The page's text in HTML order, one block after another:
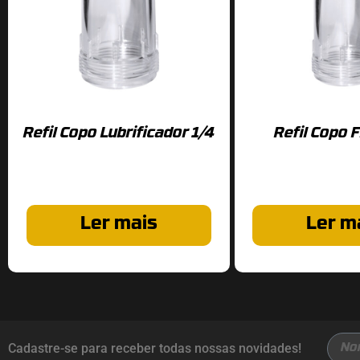
Refil Copo Lubrificador 1/4
Ler mais
Refil Copo
Ler
Cadastre-se para receber todas nossas novidades!